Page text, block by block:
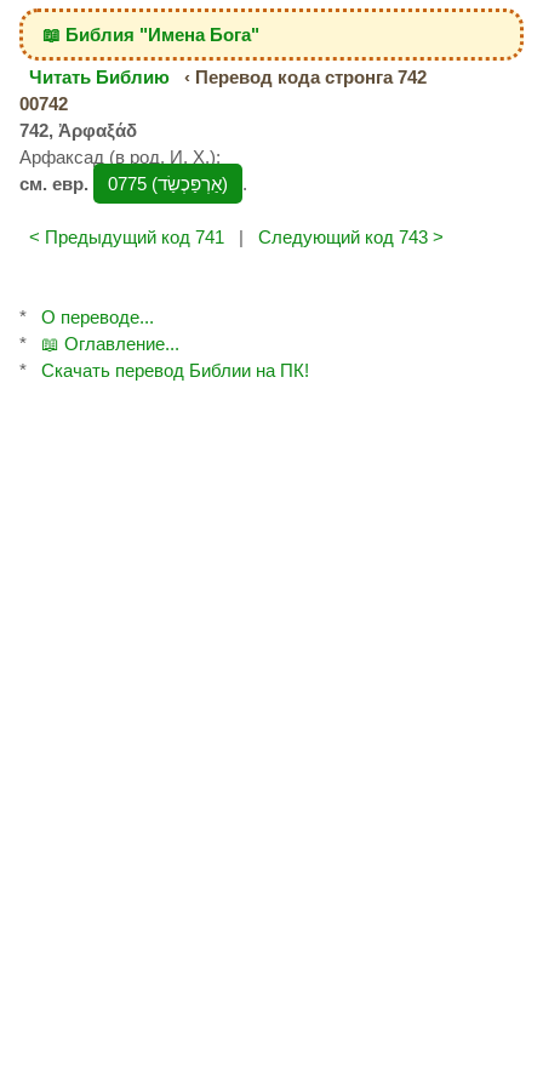
📖 Библия "Имена Бога"
Читать Библию
‹ Перевод кода стронга 742
00742
742, Ἀρφαξάδ
Арфаксад (в род. И. Х.);
см. евр.
0775 (אַרְפַּכְשַׂד‎) .
< Предыдущий код 741 | Следующий код 743 >
*
О переводе...
*
📖 Оглавление...
*
Скачать перевод Библии на ПК!